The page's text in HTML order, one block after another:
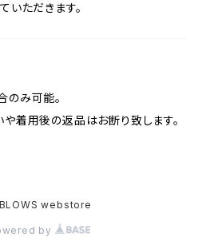
いただきます。
のみ可能。
着用後の返品はお断り致します。
webstore
by